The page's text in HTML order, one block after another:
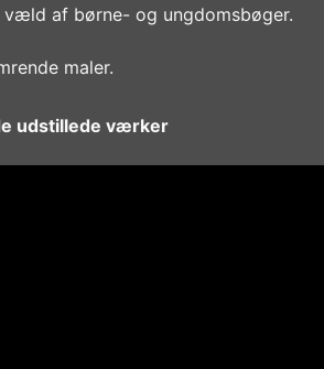
af børne- og ungdomsbøger.
maler.
udstillede værker